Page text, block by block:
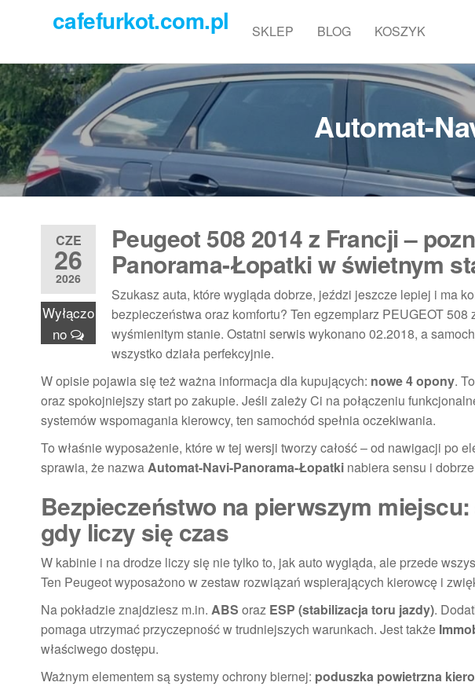
cafefurkot.com.pl SKLEP BLOG KOSZYK
Automat-
CZE
26
2026
Wyłączo
no
Peugeot 508 2014 z Francji –
Panorama-Łopatki w świetnym
Szukasz auta, które wygląda dobrze, jeździ jeszcze lepiej i ma
bezpieczeństwa oraz komfortu? Ten egzemplarz PEUGEOT
wyśmienitym stanie. Ostatni serwis wykonano 02.2018, a
wszystko działa perfekcyjnie.
W opisie pojawia się też ważna informacja dla kupujących: nowe 4 opony.
oraz spokojniejszy start po zakupie. Jeśli zależy Ci na połączeniu
systemów wspomagania kierowcy, ten samochód spełnia oczekiwania.
To właśnie wyposażenie, które w tej wersji tworzy całość – od nawigacji po
sprawia, że nazwaAutomat-Navi-Panorama-Łopatki nabiera sensu i
Bezpieczeństwo na pierwszym
gdy liczy się czas
W kabinie i na drodze liczy się nie tylko to, jak auto wygląda, ale przede
Ten Peugeot wyposażono w zestaw rozwiązań wspierających kierowcę i
Na pokładzie znajdziesz m.in. ABS oraz ESP (stabilizacja toru jazdy).
pomaga utrzymać przyczepność w trudniejszych warunkach. Jest także
właściwego dostępu.
Ważnym elementem są systemy ochrony biernej: poduszka powietrzna